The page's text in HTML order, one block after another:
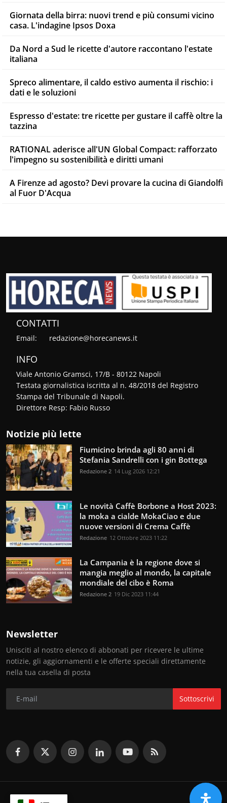
Giornata della birra: nuovi trend e più consumi vicino
casa. L'indagine Ipsos Doxa
Da Nord a Sud le ricette d'autore raccontano l'estate
italiana
Spreco alimentare, il caldo estivo aumenta il rischio: i
dati e le soluzioni
Espresso d'estate: tre ricette per gustare il caffè oltre la
tazzina
RATIONAL aderisce all'UN Global Compact: rafforzato
l'impegno su sostenibilità e diritti umani
A Firenze ad agosto? Devi provare la cucina di Giandolfi
al Fuor D'Acqua
CONTATTI
Email: redazione@horecanews.it
INFO
Viale Antonio Gramsci, 17/B - 80122 Napoli
Testata giornalistica iscritta al n. 48/2018 del Registro
Stampa del Tribunale di Napoli.
Direttore Resp: Fabio Russo
Notizie più lette
Fiumicino brinda agli 80 anni di
Stefania Sandrelli con i gin Bottega
Redazione 2 14 Lug 2026 12:21
Le novità Caffè Borbone a Host 2023:
la moka a cialde MokaCiao e due
nuove versioni di Crema Caffè
Redazione 12 Ottobre 2023 11:22
La Campania è la regione dove si
mangia meglio al mondo, la capitale
mondiale del cibo è Roma
Redazione 2 19 Dic 2023 11:44
Newsletter
Unisciti al nostro elenco di abbonati per ricevere le ultime
notizie, gli aggiornamenti e le offerte speciali direttamente
nella tua casella di posta
Sottoscrivi